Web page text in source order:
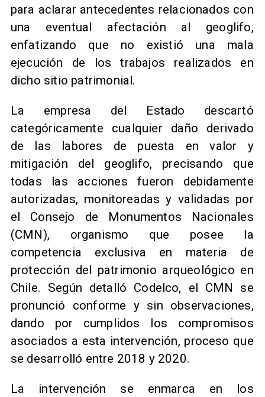
para aclarar antecedentes relacionados con
una eventual afectación al geoglifo,
enfatizando que no existió una mala
ejecución de los trabajos realizados en
dicho sitio patrimonial.
La empresa del Estado descartó
categóricamente cualquier daño derivado
de las labores de puesta en valor y
mitigación del geoglifo, precisando que
todas las acciones fueron debidamente
autorizadas, monitoreadas y validadas por
el Consejo de Monumentos Nacionales
(CMN), organismo que posee la
competencia exclusiva en materia de
protección del patrimonio arqueológico en
Chile. Según detalló Codelco, el CMN se
pronunció conforme y sin observaciones,
dando por cumplidos los compromisos
asociados a esta intervención, proceso que
se desarrolló entre 2018 y 2020.
La intervención se enmarca en los